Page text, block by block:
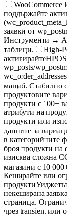
WooCommerce
поддържайте
заявки от
Инструменти →
таблици.
High-
активирайте
wp_posts/
мащаб. Стабилно
продуктовите
продукти с 100+
атрибути на
продукти или
данните за
в категорийните
броя продукти
изисква сложна
магазини с 10
Кеширайте или
продукти
некеширана
страница.
чрез transient или